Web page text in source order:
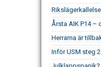
Årsta AIK P14 –
Herrarna är
Inför USM steg